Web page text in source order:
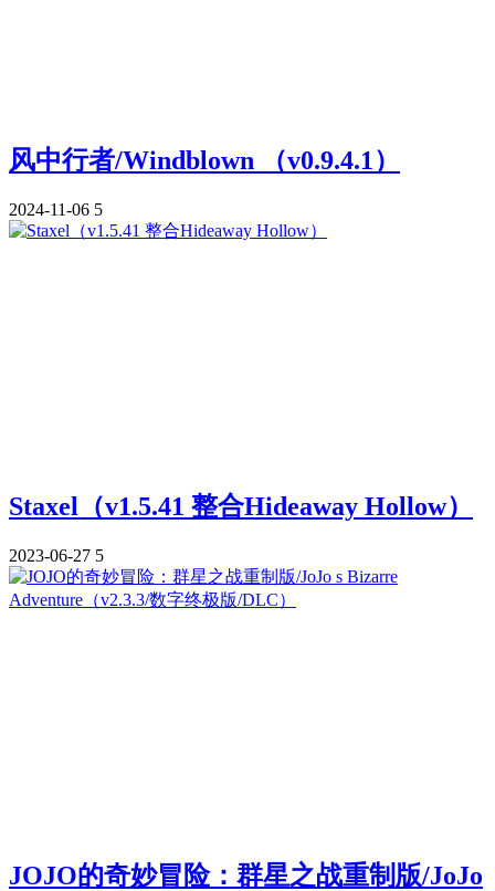
风中行者/Windblown （v0.9.4.1）
2024-11-06 5
Staxel（v1.5.41 整合Hideaway Hollow）
2023-06-27 5
JOJO的奇妙冒险：群星之战重制版/JoJo